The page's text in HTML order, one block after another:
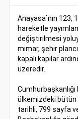
Anayasa`nın 123,
hareketle
değiştirilmesi
mimar, şehir
kapalı kapılar
üzeredir.
ülkemizdeki bütün
tarihli, 799 sayfa